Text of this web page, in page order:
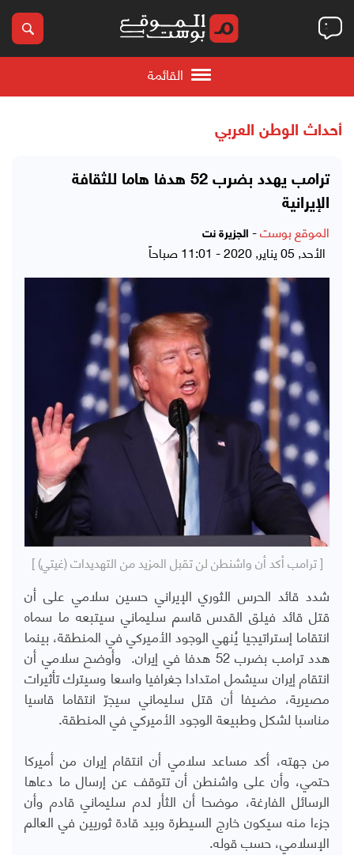
القائمة
أحداث الوطن العربي
ترامب يهدد بضرب 52 هدفا هاما للثقافة
الإيرانية
الموقع بوست- الجزيرة نت
الأحد, 05 يناير, 2020 - 11:01 صباحاً
[ ترامب أكد أن واشنطن لن تقبل المزيد من التهديدات (غيتي) ]
شدد قائد الحرس الثوري الإيراني حسين سلامي على أن
قتل قائد فيلق القدس قاسم سليماني سيتبعه ما سماه
انتقاما إستراتيجيا يُنهي الوجود الأميركي في المنطقة، بينما
هدد ترامب بضرب 52 هدفا في إيران. وأوضح سلامي أن
انتقام إيران سيشمل امتدادا جغرافيا واسعا وسيترك تأثيرات
مصيرية، مضيفا أن قتل سليماني سيجرّ انتقاما قاسيا
مناسبا لشكل وطبيعة الوجود الأميركي في المنطقة.
من جهته، أكد مساعد سلامي أن انتقام إيران من أميركا
حتمي، وأن على واشنطن أن تتوقف عن إرسال ما دعاها
الرسائل الفارغة، موضحا أن الثأر لدم سليماني قادم وأن
جزءا منه سيكون خارج السيطرة وبيد قادة ثوريين في العالم
الإسلامي، حسب قوله.